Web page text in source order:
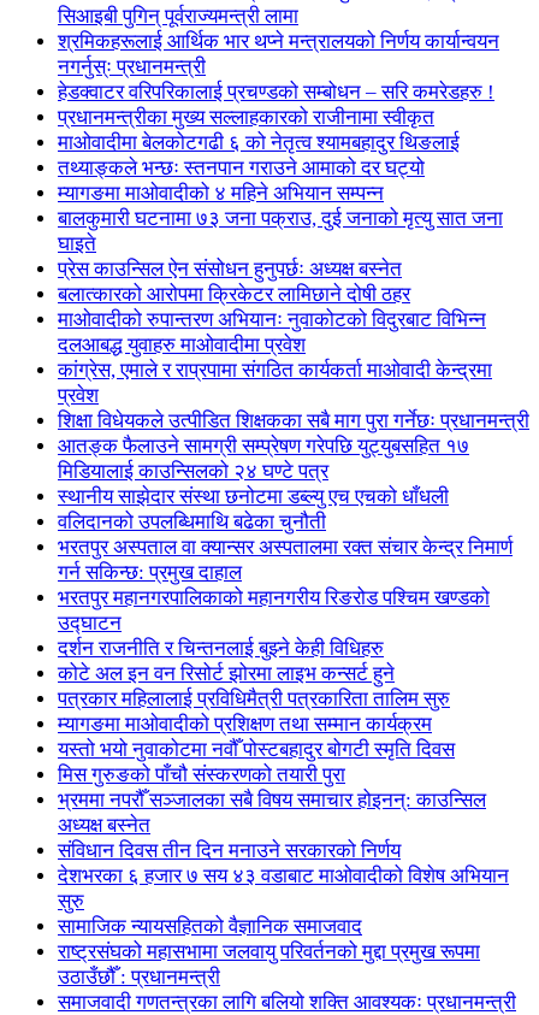
सिआइबी पुगिन् पूर्वराज्यमन्त्री लामा
श्रमिकहरूलाई आर्थिक भार थप्ने मन्त्रालयको निर्णय कार्यान्वयन
नगर्नुस्ः प्रधानमन्त्री
हेडक्वाटर वरिपरिकालाई प्रचण्डको सम्बोधन – सरि कमरेडहरु !
प्रधानमन्त्रीका मुख्य सल्लाहकारको राजीनामा स्वीकृत
माओवादीमा बेलकोटगढी ६ को नेतृत्व श्यामबहादुर थिङलाई
तथ्याङ्कले भन्छः स्तनपान गराउने आमाको दर घट्यो
म्यागङमा माओवादीको ४ महिने अभियान सम्पन्न
बालकुमारी घटनामा ७३ जना पक्राउ, दुई जनाको मृत्यु सात जना
घाइते
प्रेस काउन्सिल ऐन संसोधन हुनुपर्छः अध्यक्ष बस्नेत
बलात्कारको आरोपमा क्रिकेटर लामिछाने दोषी ठहर
माओवादीको रुपान्तरण अभियानः नुवाकोटको विदुरबाट विभिन्न
दलआबद्ध युवाहरु माओवादीमा प्रवेश
कांग्रेस, एमाले र राप्रपामा संगठित कार्यकर्ता माओवादी केन्द्रमा
प्रवेश
शिक्षा विधेयकले उत्पीडित शिक्षकका सबै माग पुरा गर्नेछः प्रधानमन्त्री
आतङ्क फैलाउने सामग्री सम्प्रेषण गरेपछि युट्युबसहित १७
मिडियालाई काउन्सिलको २४ घण्टे पत्र
स्थानीय साझेदार संस्था छनोटमा डब्ल्यु एच एचको धाँधली
वलिदानको उपलब्धिमाथि बढेका चुनौती
भरतपुर अस्पताल वा क्यान्सर अस्पतालमा रक्त संचार केन्द्र निमार्ण
गर्न सकिन्छ: प्रमुख दाहाल
भरतपुर महानगरपालिकाको महानगरीय रिङरोड पश्चिम खण्डको
उद्घाटन
दर्शन राजनीति र चिन्तनलाई बुझ्ने केही विधिहरु
कोटे अल इन वन रिसोर्ट झोरमा लाइभ कन्सर्ट हुने
पत्रकार महिलालाई प्रविधिमैत्री पत्रकारिता तालिम सुरु
म्यागङमा माओवादीको प्रशिक्षण तथा सम्मान कार्यक्रम
यस्तो भयो नुवाकोटमा नवौँ पोस्टबहादुर बोगटी स्मृति दिवस
मिस गुरुङको पाँचौ संस्करणको तयारी पुरा
भ्रममा नपरौँ सञ्जालका सबै विषय समाचार होइनन्: काउन्सिल
अध्यक्ष बस्नेत
संविधान दिवस तीन दिन मनाउने सरकारको निर्णय
देशभरका ६ हजार ७ सय ४३ वडाबाट माओवादीको विशेष अभियान
सुरु
सामाजिक न्यायसहितको वैज्ञानिक समाजवाद
राष्ट्रसंघको महासभामा जलवायु परिवर्तनको मुद्दा प्रमुख रूपमा
उठाउँछौँ : प्रधानमन्त्री
समाजवादी गणतन्त्रका लागि बलियो शक्ति आवश्यकः प्रधानमन्त्री